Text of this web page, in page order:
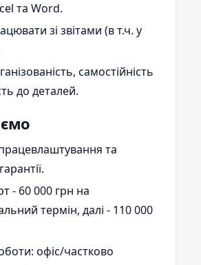
та Word.
зі звітами (в т.ч. у
самостійність
до деталей.
та
- 60 000 грн на
термін, далі - 110 000
офіс/частково